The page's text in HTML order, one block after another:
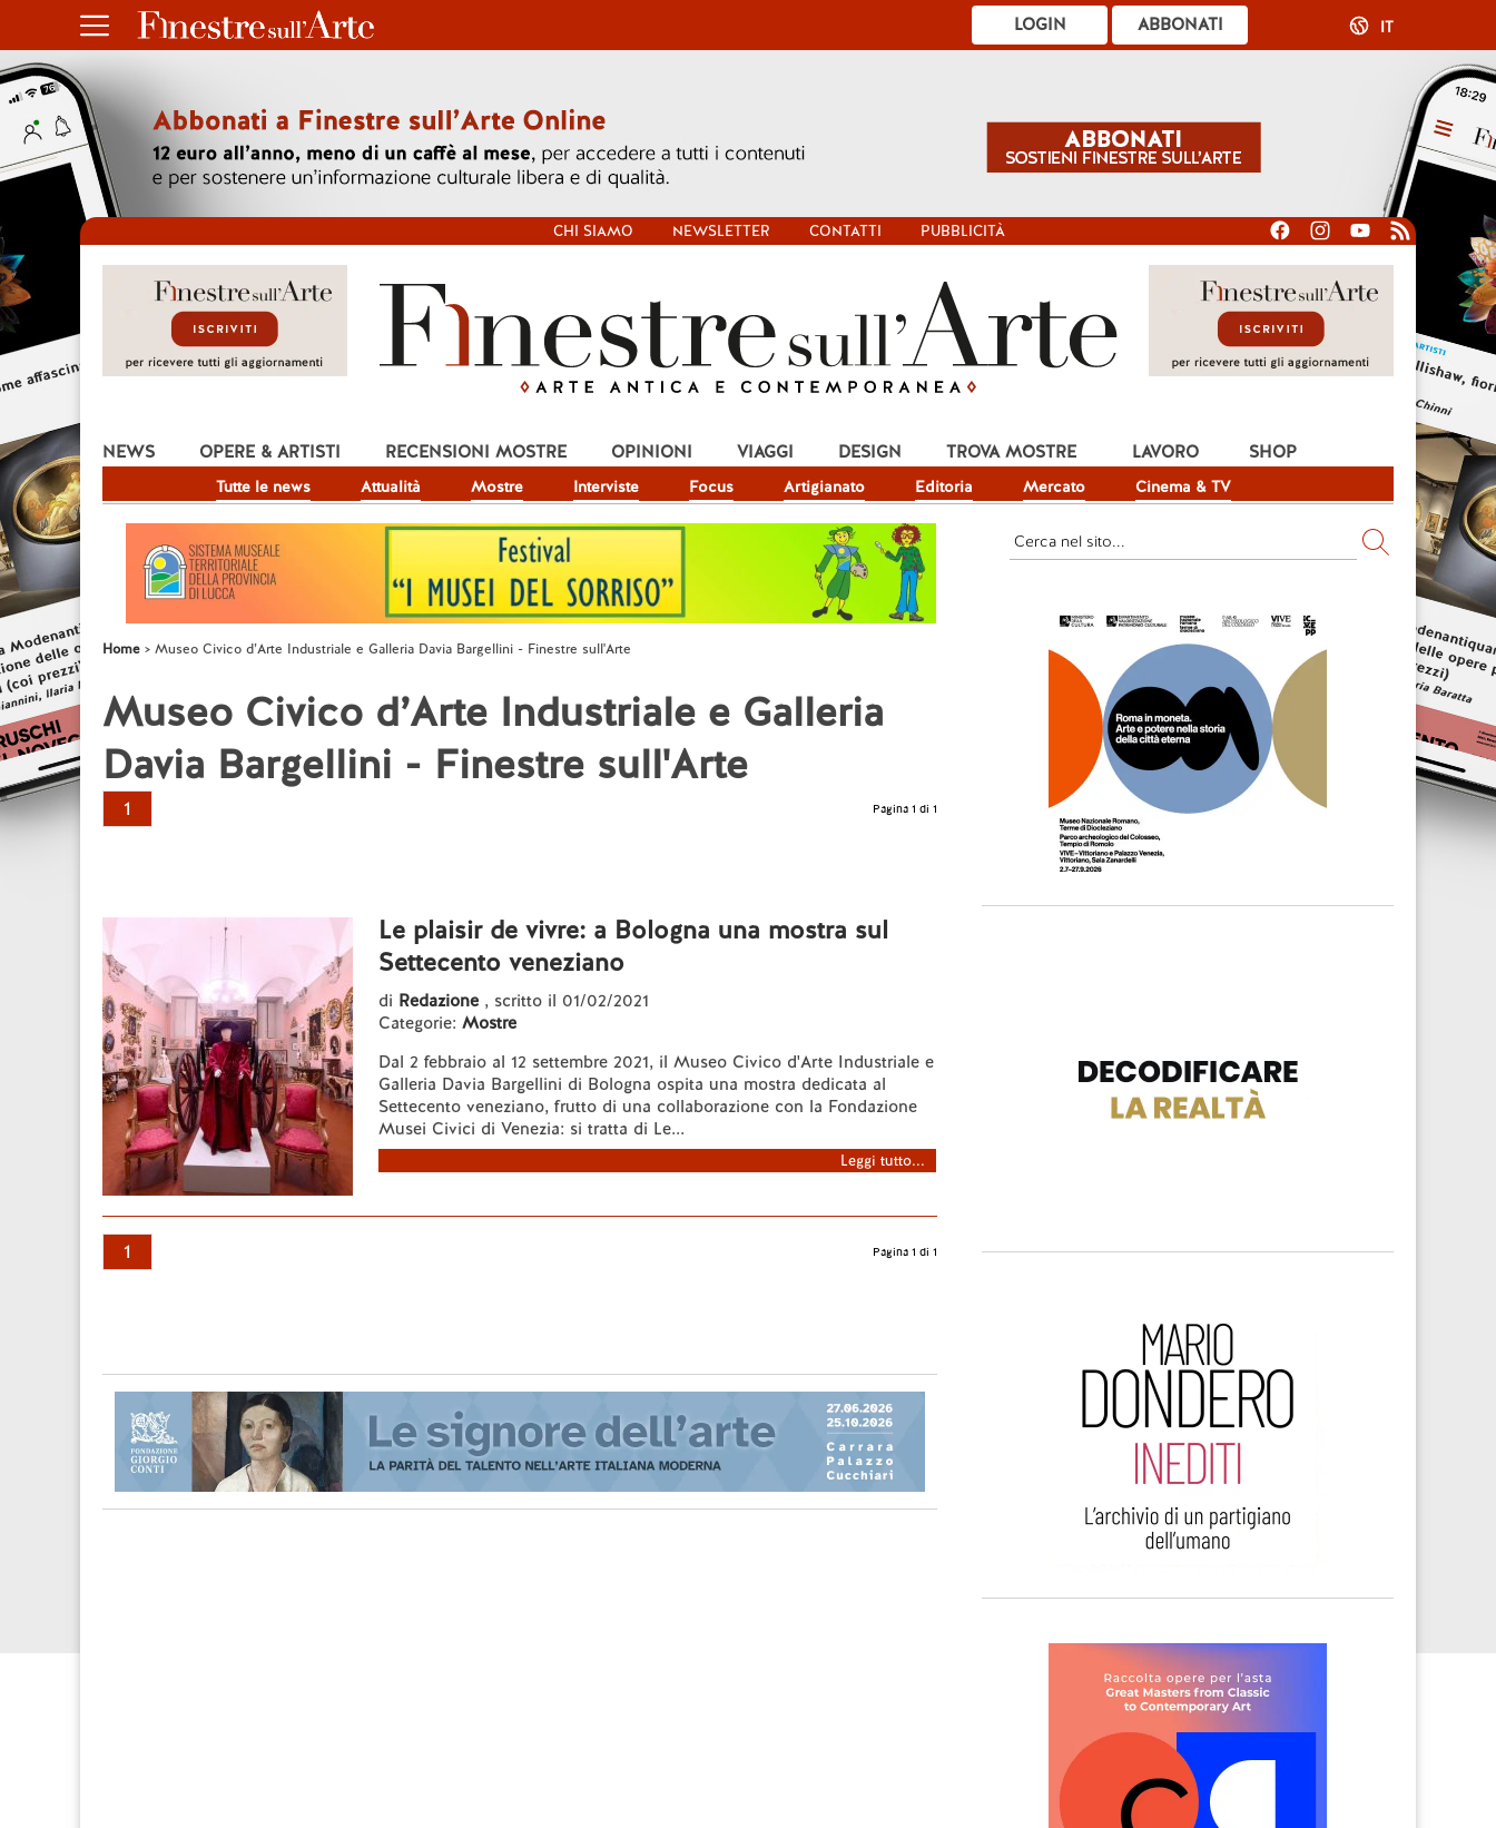
ABBONATI
LOGIN IT
CHI SIAMO NEWSLETTER CONTATTI PUBBLICITÀ
NEWS
Tutte le news Attualità Mostre Interviste Focus Artigianato Editoria Mercato Cinema & TV
OPERE & ARTISTI RECENSIONI MOSTRE OPINIONI VIAGGI DESIGN TROVA MOSTRE LAVORO SHOP
Home Museo Civico d’Arte Industriale e Galleria Davia Bargellini - Finestre sull'Arte
Museo Civico d’Arte Industriale e Galleria
Davia Bargellini - Finestre sull'Arte
1 Pagina 1 di 1
Le plaisir de vivre: a Bologna una mostra sul
Settecento veneziano
di Redazione , scritto il 01/02/2021
Categorie: Mostre
Dal 2 febbraio al 12 settembre 2021, il Museo Civico d'Arte Industriale e
Galleria Davia Bargellini di Bologna ospita una mostra dedicata al
Settecento veneziano, frutto di una collaborazione con la Fondazione
Musei Civici di Venezia: si tratta di Le...
Leggi tutto...
1 Pagina 1 di 1